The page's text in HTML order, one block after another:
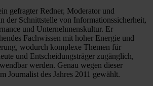
gefragter Redner, Moderator und
der Schnittstelle von Informationssicherheit,
und Unternehmenskultur. Er
Fachwissen mit hoher Energie und
wodurch komplexe Themen für
und Entscheidungsträger zugänglich,
werden. Genau wegen dieser
Journalist des Jahres 2011 gewählt.